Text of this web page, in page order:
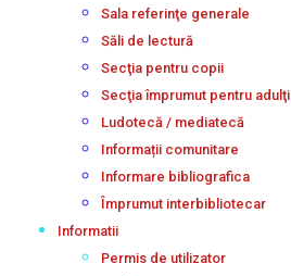
Sala referinţe generale
Săli de lectură
Secţia pentru copii
Secţia împrumut pentru adulţi
Ludotecă / mediatecă
Informații comunitare
Informare bibliografica
Împrumut interbibliotecar
Informatii
Permis de utilizator